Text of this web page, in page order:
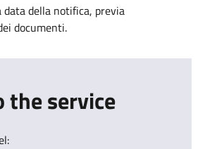
data della notifica, previa
documenti.
the service